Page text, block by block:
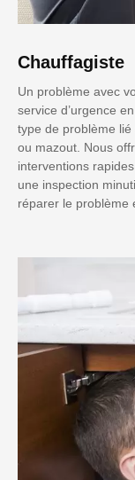
Chauffagiste
Un problème avec
service d’urgence
type de problème
ou mazout. Nous
interventions
une inspection
réparer le problème